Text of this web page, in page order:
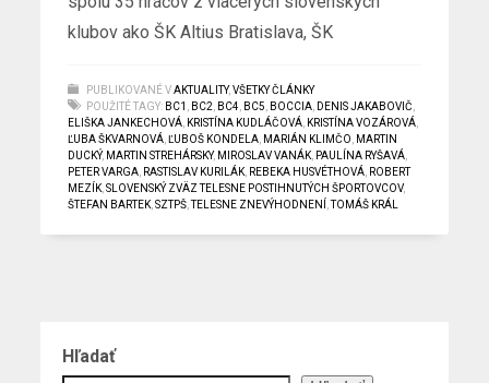
klubov ako ŠK Altius Bratislava, ŠK
PUBLIKOVANÉ V AKTUALITY,VŠETKY ČLÁNKY
POUŽITÉ TAGY: BC1 BC2 BC4 BC5 BOCCIA DENIS JAKABOVIČ
ELIŠKA JANKECHOVÁ KRISTÍNA KUDLÁČOVÁ KRISTÍNA VOZÁROVÁ
ĽUBA ŠKVARNOVÁ ,ĽUBOŠ KONDELA MARIÁN KLIMČO
MARTIN
DUCKÝ, MARTIN STREHÁRSKY, MIROSLAV VANÁK PAULÍNA RYŠAVÁ
PETER VARGA RASTISLAV KURILÁK REBEKA HUSVÉTHOVÁ ROBERT
MEZÍK ,SLOVENSKÝ ZVÄZ TELESNE POSTIHNUTÝCH ŠPORTOVCOV,
ŠTEFAN BARTEK ,SZTPŠ ,TELESNE ZNEVÝHODNENÍ ,TOMÁŠ KRÁL
Hľadať